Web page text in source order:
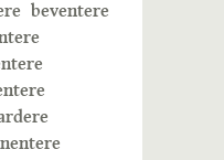
beventere